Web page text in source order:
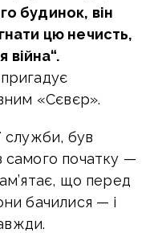
будинок, він
цю нечисть,
«Сєвєр».
служби, був
початку —
що перед
бачилися — і